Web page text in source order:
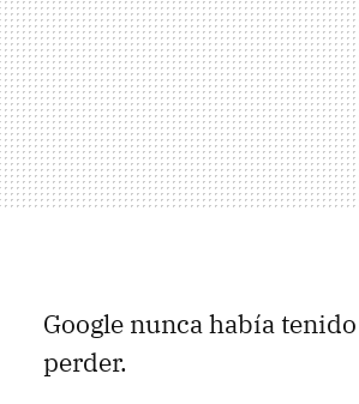
Google nunca había
perder.